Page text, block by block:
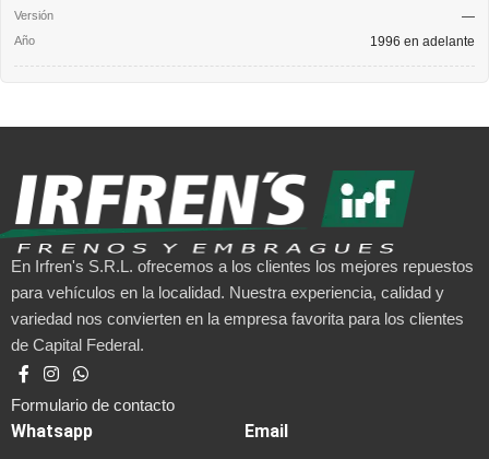
—
1996 en adelante
En Irfren's S.R.L. ofrecemos a los clientes los mejores repuestos
para vehículos en la localidad. Nuestra experiencia, calidad y
variedad nos convierten en la empresa favorita para los clientes
de Capital Federal.
Formulario de contacto
Whatsapp Email